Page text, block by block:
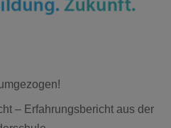
– Erfahrungsbericht aus der